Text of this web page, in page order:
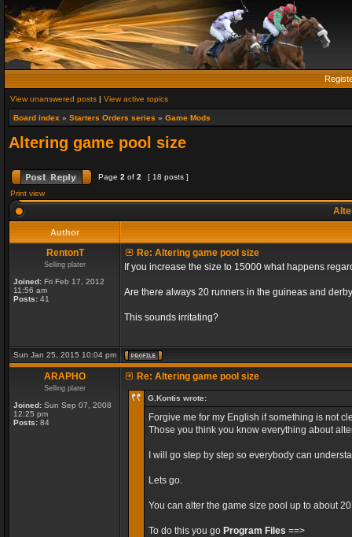
View unanswered posts | View active topics
Board index » Starters Orders series » Game Mods
Altering game pool size
Page 2 of 2
[ 18 posts ]
Print view
Author
RentonT
Selling plater
Joined: Fri Feb 17, 2012
11:56 am
Posts: 41
Re: Altering game pool size
If you increase the size to 15000 what happens
Are there always 20 runners in the guineas and
This sounds irritating?
Sun Jan 25, 2015 10:04 pm
ARAPHO
Selling plater
Joined: Sun Sep 07, 2008
12:25 pm
Posts: 84
Re: Altering game pool size
G.Kontis wrote:
Forgive me for my English if something is not
Those you think you know everything about
I will go step by step so everybody can
Lets go.
You can alter the game size pool up to about
To do this you go Program Files ==>